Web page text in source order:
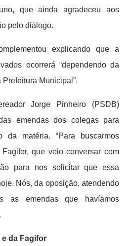
que ainda agradeceu aos
pelo diálogo.
explicando que a
ocorrerá “dependendo da
Municipal”.
Jorge Pinheiro (PSDB)
emendas dos colegas para
da matéria. “Para buscarmos
que veio conversar com
para nos solicitar que essa
Nós, da oposição, atendendo
as emendas que havíamos
e da Fagifor